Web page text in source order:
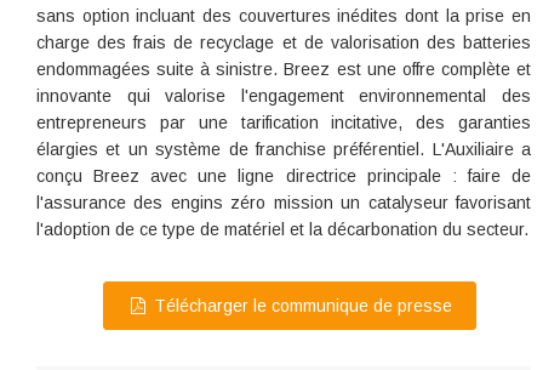
sans option incluant des couvertures inédites dont la prise en
charge des frais de recyclage et de valorisation des batteries
endommagées suite à sinistre. Breez est une offre complète et
innovante qui valorise l'engagement environnemental des
entrepreneurs par une tarification incitative, des garanties
élargies et un système de franchise préférentiel. L'Auxiliaire a
conçu Breez avec une ligne directrice principale : faire de
l'assurance des engins zéro mission un catalyseur favorisant
l'adoption de ce type de matériel et la décarbonation du secteur.
Télécharger le communique de presse